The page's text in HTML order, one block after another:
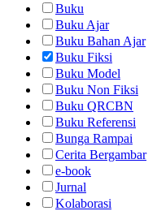
Buku
Buku Ajar
Buku Bahan Ajar
Buku Fiksi
Buku Model
Buku Non Fiksi
Buku QRCBN
Buku Referensi
Bunga Rampai
Cerita Bergambar
e-book
Jurnal
Kolaborasi